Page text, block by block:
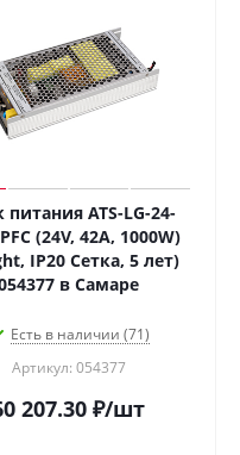
питания ATS-LG-24-
(24V, 42A, 1000W)
IP20 Сетка, 5 лет)
в Самаре
Есть в наличии (71)
Артикул: 054377
207.30 ₽/шт